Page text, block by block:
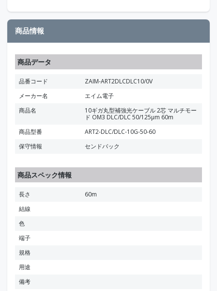
商品情報
商品データ
品番コード
ZAIM-ART2DLCDLC10/0V
メーカー名
エイム電子
商品名
10ギガ丸型補強光ケーブル 2芯 マルチモー
ド OM3 DLC/DLC 50/125μm 60m
商品型番
ART2-DLC/DLC-10G-50-60
保守情報
センドバック
商品スペック情報
長さ
60m
結線
色
端子
規格
用途
備考